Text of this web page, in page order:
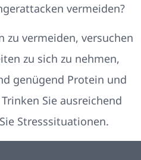
vermeiden?
zu vermeiden, versuchen
zu sich zu nehmen,
genügend Protein und
Sie ausreichend
Stresssituationen.